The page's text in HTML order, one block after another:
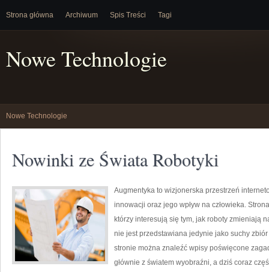
Strona główna Archiwum Spis Treści Tagi
Nowe Technologie
Nowe Technologie
Nowinki ze Świata Robotyki
Augmentyka to wizjonerska przestrzeń
innowacji oraz jego wpływ na człowieka.
którzy interesują się tym, jak roboty zmieniają
nie jest przedstawiana jedynie jako suchy
stronie można znaleźć wpisy poświęcone
głównie z światem wyobraźni, a dziś coraz